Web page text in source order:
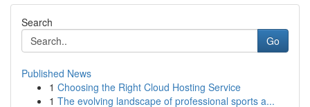
Search
Go
Published News
1 Choosing the Right Cloud Hosting Service
1 The evolving landscape of professional sports a...